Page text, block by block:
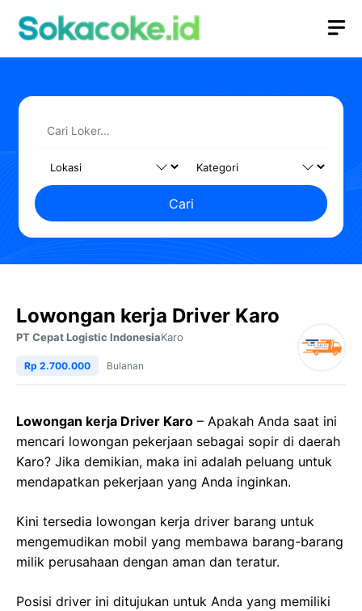
Cari
Lowongan kerja Driver Karo
PT Cepat Logistic IndonesiaKaro
Rp 2.700.000 Bulanan
Lowongan kerja Driver Karo – Apakah Anda saat ini
mencari lowongan pekerjaan sebagai sopir di daerah
Karo? Jika demikian, maka ini adalah peluang untuk
mendapatkan pekerjaan yang Anda inginkan.
Kini tersedia lowongan kerja driver barang untuk
mengemudikan mobil yang membawa barang-barang
milik perusahaan dengan aman dan teratur.
Posisi driver ini ditujukan untuk Anda yang memiliki